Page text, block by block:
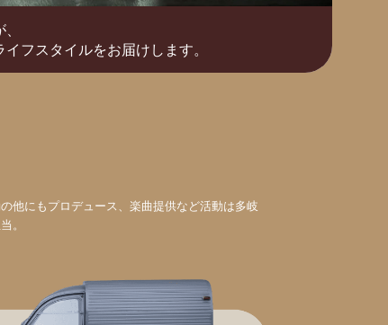
イフスタイルをお届けします。
他にもプロデュース、楽曲提供など活動は多岐
。